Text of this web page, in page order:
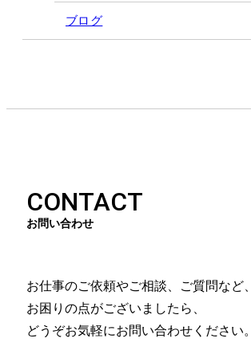
ブログ
CONTACT
お問い合わせ
お仕事のご依頼やご相談、ご質問など、
お困りの点がございましたら、
どうぞお気軽にお問い合わせください。